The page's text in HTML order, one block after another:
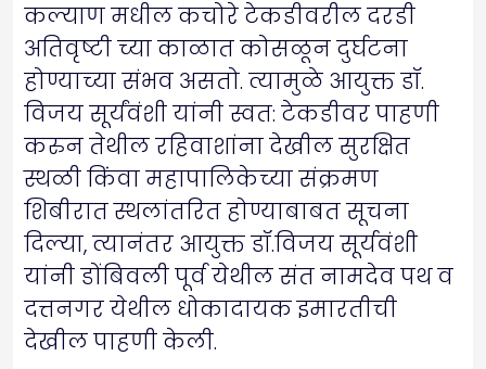
कल्याण मधील कचोरे टेकडीवरील दरडी
अतिवृष्टी च्या काळात कोसळून दुर्घटना
होण्याच्या संभव असतो. त्यामुळे आयुक्त डॉ.
विजय सूर्यंवंशी यांनी स्वत: टेकडीवर पाहणी
करुन तेथील रहिवाशांना देखील सुरक्षित
स्थळी किंवा महापालिकेच्या संक्रमण
शिबीरात स्थलांतरित होण्याबाबत सूचना
दिल्या, त्यानंतर आयुक्त डॉ.विजय सूर्यवंशी
यांनी डोंबिवली पूर्व येथील संत नामदेव पथ व
दत्तनगर येथील धोकादायक इमारतीची
देखील पाहणी केली.